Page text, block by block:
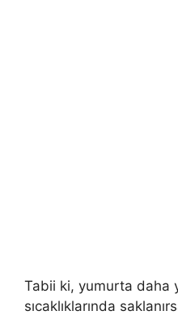
Tabii ki, yumurta daha
sıcaklıklarında